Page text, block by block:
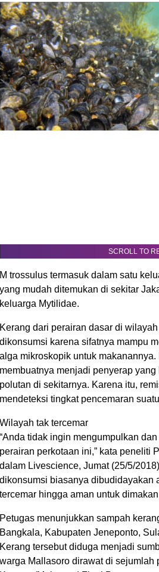
SCROLL TO
M trossulus termasuk dalam satu
yang mudah ditemukan di sekitar
keluarga Mytilidae.
Kerang dari perairan dasar di
dikonsumsi karena sifatnya mampu
alga mikroskopik untuk
membuatnya menjadi penyerap
polutan di sekitarnya. Karena itu,
mendeteksi tingkat pencemaran
Wilayah tak tercemar
“Anda tidak ingin mengumpulkan
perairan perkotaan ini,” kata peneliti
dalam Livescience, Jumat (25/5/
dikonsumsi biasanya dibudidayakan
tercemar hingga aman untuk
Petugas menunjukkan sampah
Bangkala, Kabupaten Jeneponto,
Kerang tersebut diduga menjadi
warga Mallasoro dirawat di sejumlah